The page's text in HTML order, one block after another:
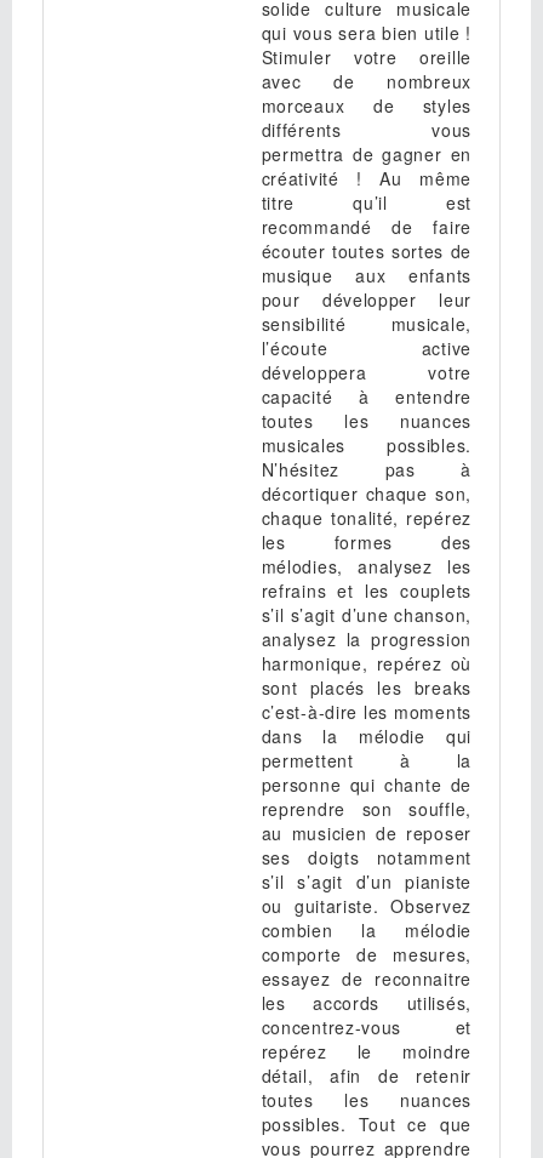
solide culture musicale
qui vous sera bien utile !
Stimuler votre oreille
avec de nombreux
morceaux de styles
différents vous
permettra de gagner en
créativité ! Au même
titre qu’il est
recommandé de faire
écouter toutes sortes de
musique aux enfants
pour développer leur
sensibilité musicale,
l’écoute active
développera votre
capacité à entendre
toutes les nuances
musicales possibles.
N’hésitez pas à
décortiquer chaque son,
chaque tonalité, repérez
les formes des
mélodies, analysez les
refrains et les couplets
s’il s’agit d’une chanson,
analysez la progression
harmonique, repérez où
sont placés les breaks
c’est-à-dire les moments
dans la mélodie qui
permettent à la
personne qui chante de
reprendre son souffle,
au musicien de reposer
ses doigts notamment
s’il s’agit d’un pianiste
ou guitariste. Observez
combien la mélodie
comporte de mesures,
essayez de reconnaitre
les accords utilisés,
concentrez-vous et
repérez le moindre
détail, afin de retenir
toutes les nuances
possibles. Tout ce que
vous pourrez apprendre